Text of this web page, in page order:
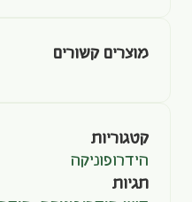
מוצרים קשורים
קטגוריות
הידרופוניקה
תגיות